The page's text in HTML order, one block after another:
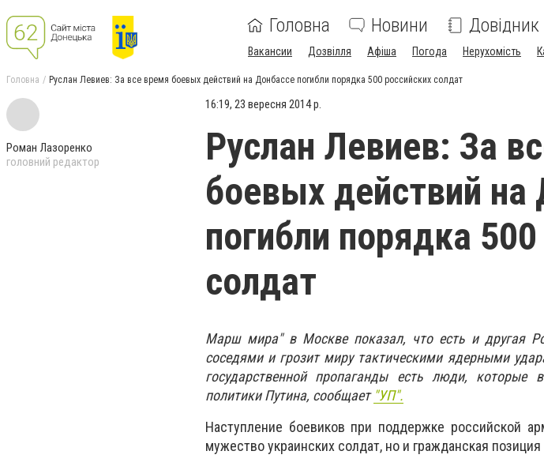
Головна Новини Довідник
Вакансии Дозвілля Афіша Погода Нерухомість
Головна Руслан Левиев: За все время боевых действий на Донбассе погибли порядка 500 российских солдат
Роман Лазоренко
головний редактор
16:19, 23 вересня 2014 р.
Руслан Левиев: За
боевых действий на
погибли порядка
солдат
Марш мира" в Москве показал, что есть и другая
соседями и грозит миру тактическими ядерными
государственной пропаганды есть люди, которые
политики Путина, сообщает "УП".
Наступление боевиков при поддержке российской
мужество украинских солдат, но и гражданская